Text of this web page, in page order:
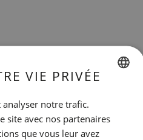
ENGLISH
CATALAN
VIE PRIVÉE
notre trafic.
site avec nos partenaires
que vous leur avez